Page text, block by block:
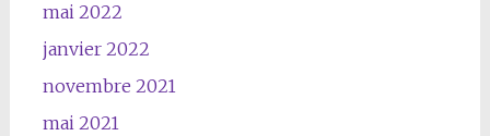
mai 2022
janvier 2022
novembre 2021
mai 2021